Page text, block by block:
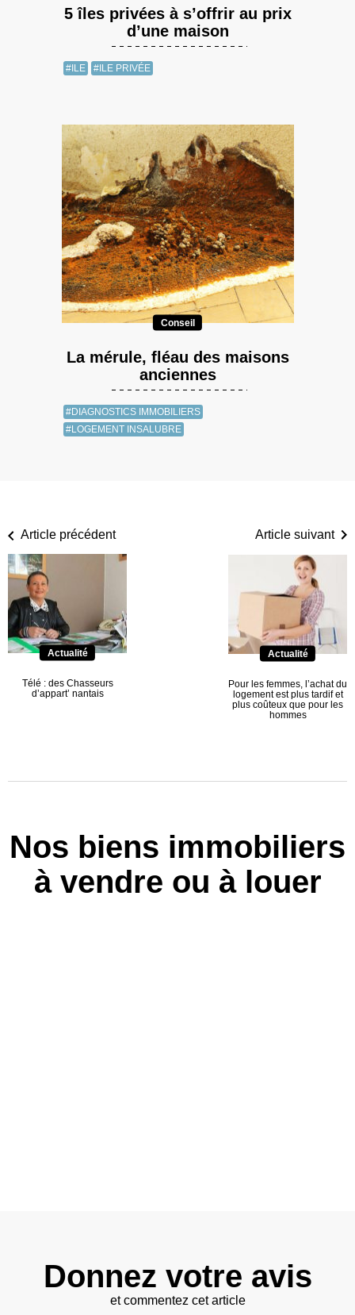
5 îles privées à s’offrir au prix
d’une maison
#ILE #ILE PRIVÉE
Conseil
La mérule, fléau des maisons
anciennes
#DIAGNOSTICS IMMOBILIERS
#LOGEMENT INSALUBRE
Article précédent
Actualité
Télé : des Chasseurs
d’appart’ nantais
Article suivant
Actualité
Pour les femmes, l’achat du
logement est plus tardif et
plus coûteux que pour les
hommes
Nos biens immobiliers
à vendre ou à louer
Donnez votre avis
et commentez cet article